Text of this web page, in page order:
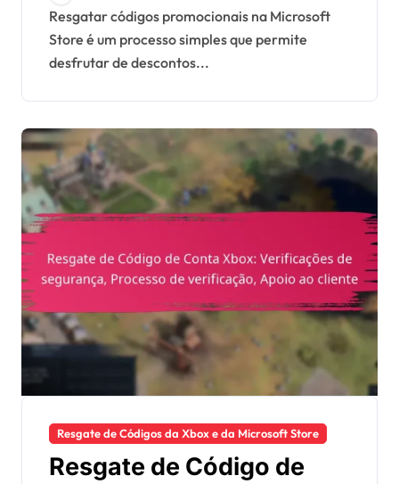
Participação em eventos,
Reivindicação de
recompensas
Resgatar códigos promocionais na Microsoft
Store é um processo simples que permite
desfrutar de descontos...
Resgate de Códigos da Xbox e da Microsoft Store
Resgate de Código de